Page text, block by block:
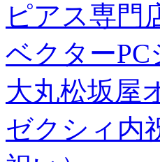
ピアス専門
ベクター
大丸松坂屋
ゼクシィ内